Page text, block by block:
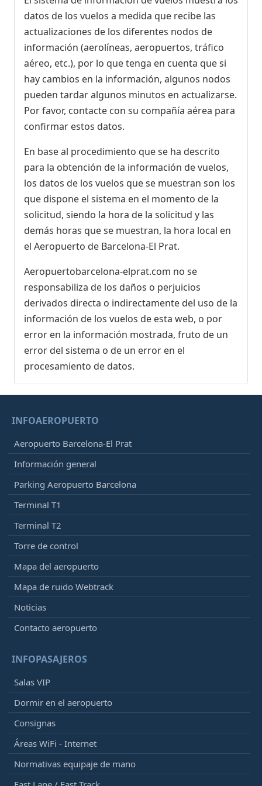
datos de los vuelos a medida que recibe las
actualizaciones de los diferentes nodos de
información (aerolíneas, aeropuertos, tráfico
aéreo, etc.), por lo que tenga en cuenta que si
hay cambios en la información, algunos nodos
pueden tardar algunos minutos en actualizarse.
Por favor, contacte con su compañía aérea para
confirmar estos datos.
En base al procedimiento que se ha descrito
para la obtención de la información de vuelos,
los datos de los vuelos que se muestran son los
que dispone el sistema en el momento de la
solicitud, siendo la hora de la solicitud y las
demás horas que se muestran, la hora local en
el Aeropuerto de Barcelona-El Prat.
Aeropuertobarcelona-elprat.com no se
responsabiliza de los daños o perjuicios
derivados directa o indirectamente del uso de la
información de los vuelos de esta web, o por
error en la información mostrada, fruto de un
error del sistema o de un error en el
procesamiento de datos.
INFOAEROPUERTO
Aeropuerto Barcelona-El Prat
Información general
Parking Aeropuerto Barcelona
Terminal T1
Terminal T2
Torre de control
Mapa del aeropuerto
Mapa de ruido Webtrack
Noticias
Contacto aeropuerto
INFOPASAJEROS
Salas VIP
Dormir en el aeropuerto
Consignas
Áreas WiFi - Internet
Normativas equipaje de mano